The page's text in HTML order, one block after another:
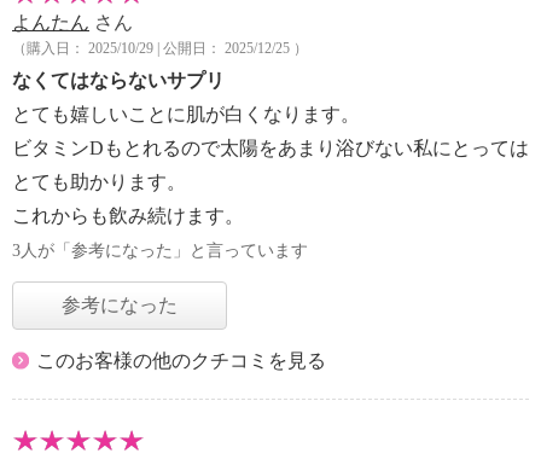
よんたん さん
（購入日： 2025/10/29 | 公開日： 2025/12/25 ）
なくてはならないサプリ
とても嬉しいことに肌が白くなります。
ビタミンDもとれるので太陽をあまり浴びない私にとっては
とても助かります。
これからも飲み続けます。
3人が「参考になった」と言っています
参考になった
このお客様の他のクチコミを見る